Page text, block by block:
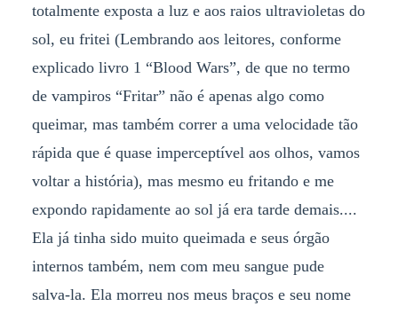
totalmente exposta a luz e aos raios ultravioletas do
sol, eu fritei (Lembrando aos leitores, conforme
explicado livro 1 “Blood Wars”, de que no termo
de vampiros “Fritar” não é apenas algo como
queimar, mas também correr a uma velocidade tão
rápida que é quase imperceptível aos olhos, vamos
voltar a história), mas mesmo eu fritando e me
expondo rapidamente ao sol já era tarde demais....
Ela já tinha sido muito queimada e seus órgão
internos também, nem com meu sangue pude
salva-la. Ela morreu nos meus braços e seu nome